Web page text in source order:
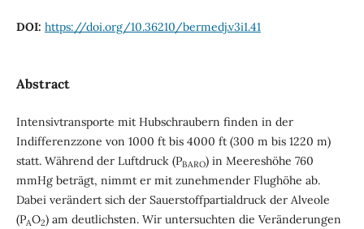
DOI: https://doi.org/10.36210/bermedj.v3i1.41
Abstract
Intensivtransporte mit Hubschraubern finden in der
Indifferenzzone von 1000 ft bis 4000 ft (300 m bis 1220 m)
statt. Während der Luftdruck (PBARO) in Meereshöhe 760
mmHg beträgt, nimmt er mit zunehmender Flughöhe ab.
Dabei verändert sich der Sauerstoffpartialdruck der Alveole
(PAO2) am deutlichsten. Wir untersuchten die Veränderungen